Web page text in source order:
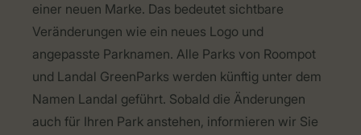
einer neuen Marke. Das bedeutet sichtbare
Veränderungen wie ein neues Logo und
angepasste Parknamen. Alle Parks von Roompot
und Landal GreenParks werden künftig unter dem
Namen Landal geführt. Sobald die Änderungen
auch für Ihren Park anstehen, informieren wir Sie